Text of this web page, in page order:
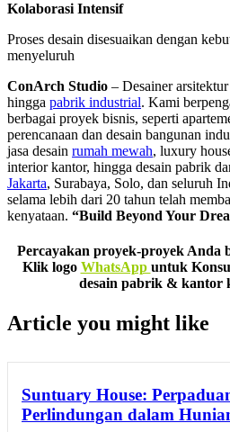
Kolaborasi Intensif
Proses desain disesuaikan dengan
menyeluruh
ConArch Studio – Desainer
hingga pabrik industrial. Kami
berbagai proyek bisnis, seperti
perencanaan dan desain bangunan
jasa desain rumah mewah, luxury
interior kantor, hingga desain pabrik
Jakarta, Surabaya, Solo, dan seluruh
selama lebih dari 20 tahun telah
kenyataan. “Build Beyond Your
Percayakan proyek-proyek Anda
Klik logo WhatsApp untuk
desain pabrik & kantor
Article you might like
Suntuary House:
Perlindungan dalam